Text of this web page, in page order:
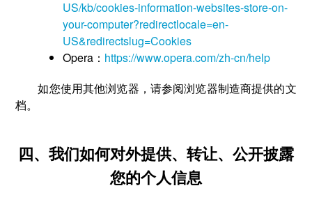
US/kb/cookies-information-websites-store-on-
your-computer?redirectlocale=en-
US&redirectslug=Cookies
Opera： https://www.opera.com/zh-cn/help
如您使用其他浏览器，请参阅浏览器制造商提供的文
档。
四、我们如何对外提供、转让、公开披露
您的个人信息